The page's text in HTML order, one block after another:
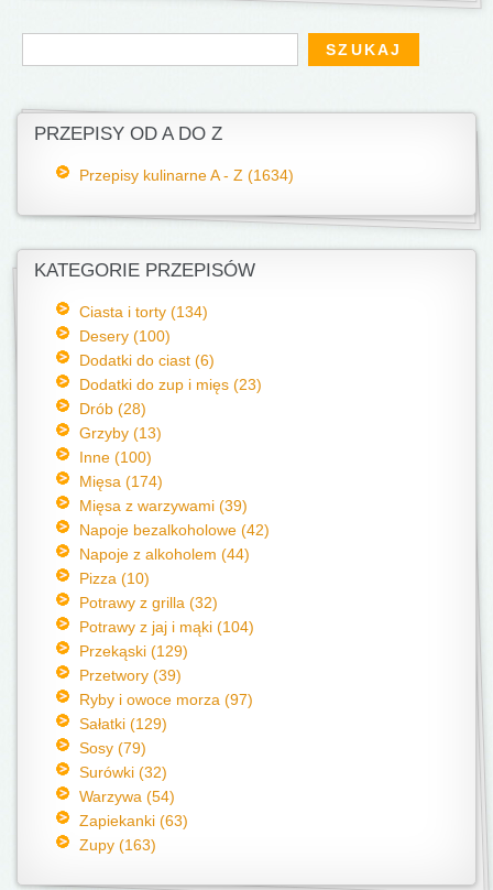
Formularz wyszukiwania
Szukaj
PRZEPISY OD A DO Z
Przepisy kulinarne A - Z (1634)
KATEGORIE PRZEPISÓW
Ciasta i torty (134)
Desery (100)
Dodatki do ciast (6)
Dodatki do zup i mięs (23)
Drób (28)
Grzyby (13)
Inne (100)
Mięsa (174)
Mięsa z warzywami (39)
Napoje bezalkoholowe (42)
Napoje z alkoholem (44)
Pizza (10)
Potrawy z grilla (32)
Potrawy z jaj i mąki (104)
Przekąski (129)
Przetwory (39)
Ryby i owoce morza (97)
Sałatki (129)
Sosy (79)
Surówki (32)
Warzywa (54)
Zapiekanki (63)
Zupy (163)